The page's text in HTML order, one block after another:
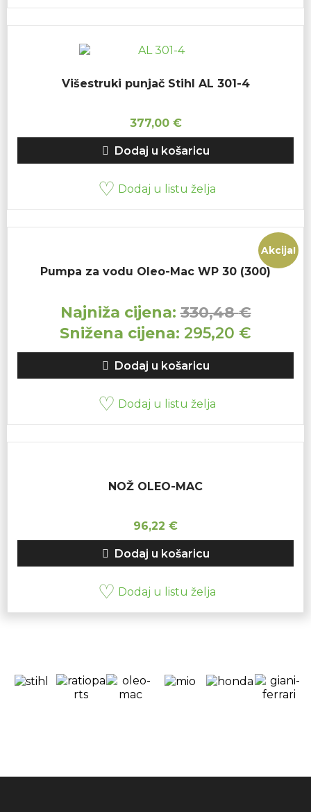
Višestruki punjač Stihl AL 301-4
377,00 €
Dodaj u košaricu
Dodaj u listu želja
Akcija!
Pumpa za vodu Oleo-Mac WP 30 (300)
Najniža cijena:330,48€
Snižena cijena: 295,20 €
Dodaj u košaricu
Dodaj u listu želja
NOŽ OLEO-MAC
96,22 €
Dodaj u košaricu
Dodaj u listu želja